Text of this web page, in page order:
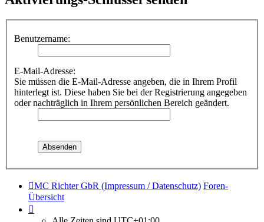
Benutzername:
E-Mail-Adresse:
Sie müssen die E-Mail-Adresse angeben, die in Ihrem Profil
hinterlegt ist. Diese haben Sie bei der Registrierung angegeben
oder nachträglich in Ihrem persönlichen Bereich geändert.
MC Richter GbR (Impressum / Datenschutz) Foren-
Übersicht